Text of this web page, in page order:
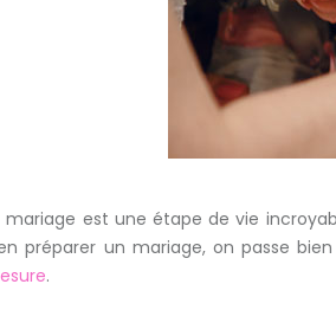
mariage est une étape de vie
préparer un mariage, on passe
.